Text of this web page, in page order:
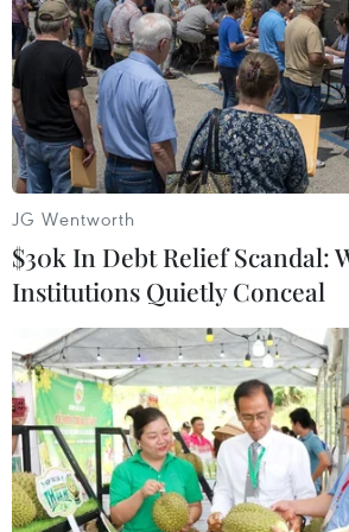
tiến trình chuyển giao chính trị
07/08/2026 02:58
Sập công trình tại Cuba khiến 2
người tử vong
07/08/2026 01:48
Đảng Cộng hòa đề xuất dự luật
thêm thẩm quyền thuế quan cho
Trump
07/08/2026 00:33
Cựu Giám đốc Viện Quốc gia về Dị
JG Wentworth
$30k In Debt Relief Scandal:
Institutions Quietly Conceal